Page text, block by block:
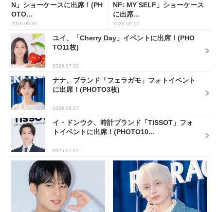
N」ショーケースに出席！(PH
OTO...
2026.06.30
NF: MY SELF」ショーケース
に出席...
2026.06.17
ユイ、「Cherry Day」イベントに出席！(PHO
TO11枚)
2026.07.02
ナナ、ブランド「フェラガモ」フォトイベント
に出席！(PHOTO3枚)
2026.08.07
イ・ドンウク、時計ブランド「TISSOT」フォ
トイベントに出席！(PHOTO10...
2026.07.22